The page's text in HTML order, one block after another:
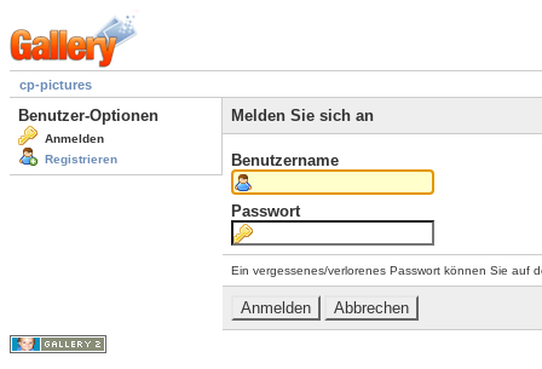
cp-pictures
Benutzer-Optionen
Anmelden
Registrieren
Melden Sie sich an
Benutzername
Passwort
Ein vergessenes/verlorenes Passwort können Sie auf